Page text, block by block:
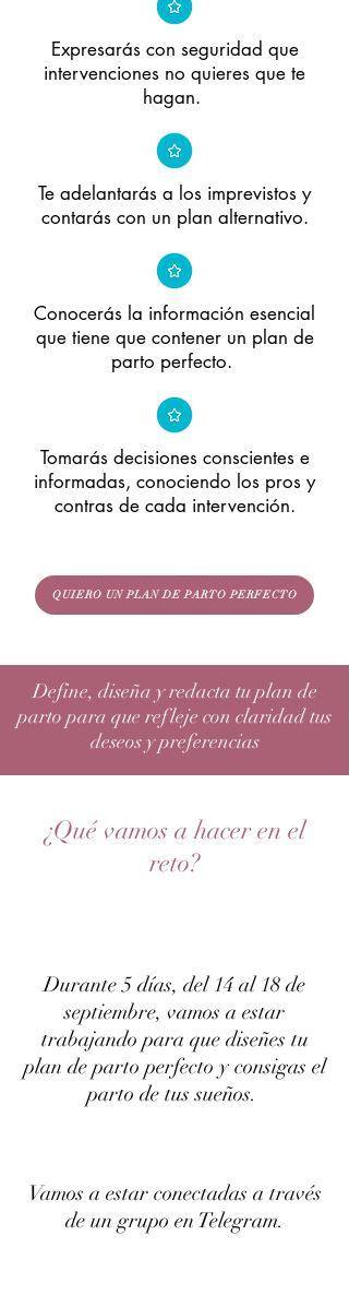
Expresarás con seguridad que
intervenciones no quieres que te
hagan.
Te adelantarás a los imprevistos y
contarás con un plan alternativo.
Conocerás la información esencial
que tiene que contener un plan de
parto perfecto.
Tomarás decisiones conscientes e
informadas, conociendo los pros y
contras de cada intervención.
QUIERO UN PLAN DE PARTO PERFECTO
Define, diseña y redacta tu plan de
parto para que refleje con claridad tus
deseos y preferencias
¿Qué vamos a hacer en el
reto?
Durante 5 días, del 14 al 18 de
septiembre, vamos a estar
trabajando para que diseñes tu
plan de parto perfecto y consigas el
parto de tus sueños.
Vamos a estar conectadas a través
de un grupo en Telegram.